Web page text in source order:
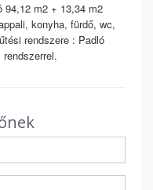
94,12 m2 + 13,34 m2
konyha, fürdő, wc,
rendszere : Padló